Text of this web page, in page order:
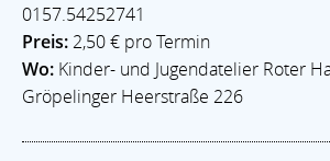
0157.54252741
Preis:2,50 € pro Termin
Wo: Kinder- und Jugendatelier Roter
Gröpelinger Heerstraße 226